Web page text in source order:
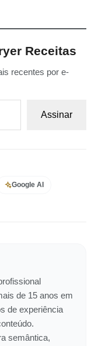
Receitas
recentes por e-
Assinar
Google AI
de 15 anos em
de experiência
semântica,